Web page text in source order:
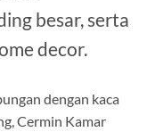
besar, serta
decor.
dengan kaca
Cermin Kamar